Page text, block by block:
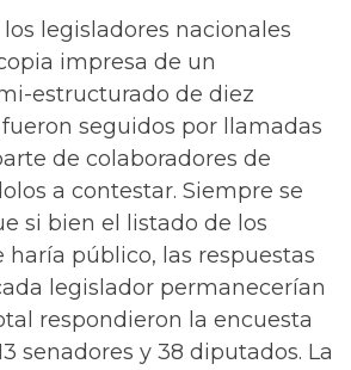
legisladores nacionales
impresa de un
estructurado de diez
seguidos por llamadas
de colaboradores de
a contestar. Siempre se
si bien el listado de los
haría público, las respuestas
legislador permanecerían
respondieron la encuesta
senadores y 38 diputados. La